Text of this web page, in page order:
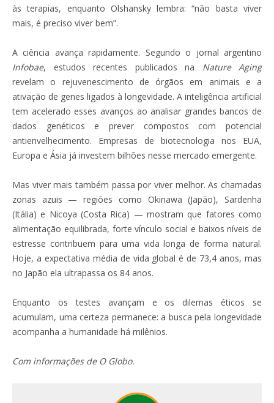
às terapias, enquanto Olshansky lembra: “não basta viver
mais, é preciso viver bem”.
A ciência avança rapidamente. Segundo o jornal argentino
Infobae, estudos recentes publicados na Nature Aging
revelam o rejuvenescimento de órgãos em animais e a
ativação de genes ligados à longevidade. A inteligência artificial
tem acelerado esses avanços ao analisar grandes bancos de
dados genéticos e prever compostos com potencial
antienvelhecimento. Empresas de biotecnologia nos EUA,
Europa e Ásia já investem bilhões nesse mercado emergente.
Mas viver mais também passa por viver melhor. As chamadas
zonas azuis — regiões como Okinawa (Japão), Sardenha
(Itália) e Nicoya (Costa Rica) — mostram que fatores como
alimentação equilibrada, forte vínculo social e baixos níveis de
estresse contribuem para uma vida longa de forma natural.
Hoje, a expectativa média de vida global é de 73,4 anos, mas
no Japão ela ultrapassa os 84 anos.
Enquanto os testes avançam e os dilemas éticos se
acumulam, uma certeza permanece: a busca pela longevidade
acompanha a humanidade há milênios.
Com informações de O Globo.